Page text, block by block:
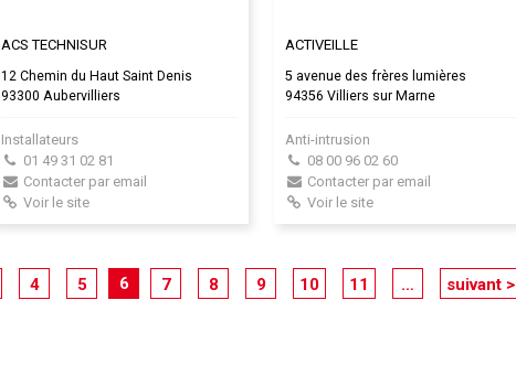
ACS TECHNISUR
12 Chemin du Haut Saint Denis
93300 Aubervilliers
Installateurs
01 49 31 02 81
Contacter par email
Voir le site
ACTIVEILLE
5 avenue des frères lumières
94356 Villiers sur Marne
Anti-intrusion
08 00 96 02 60
Contacter par email
Voir le site
4 5 6 7 8 9 10 11 … suivant >